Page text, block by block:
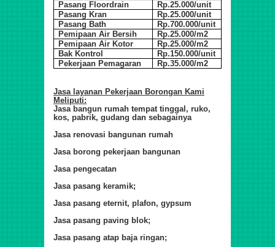
Pasang Floordrain
Rp.25.000/unit
Pasang Kran
Rp.25.000/unit
Pasang Bath
Rp.700.000/unit
Pemipaan Air Bersih
Rp.25.000/m2
Pemipaan Air Kotor
Rp.25.000/m2
Bak Kontrol
Rp.150.000/unit
Pekerjaan Pemagaran
Rp.35.000/m2
Jasa layanan Pekerjaan Borongan Kami
Meliputi:
Jasa bangun rumah tempat tinggal, ruko,
kos, pabrik, gudang dan sebagainya
Jasa renovasi bangunan rumah
Jasa borong pekerjaan bangunan
Jasa pengecatan
Jasa pasang keramik;
Jasa pasang eternit, plafon, gypsum
Jasa pasang paving blok;
Jasa pasang atap baja ringan;